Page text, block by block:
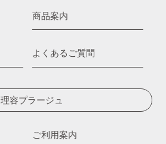
商品案内
よくあるご質問
理容プラージュ
ご利用案内